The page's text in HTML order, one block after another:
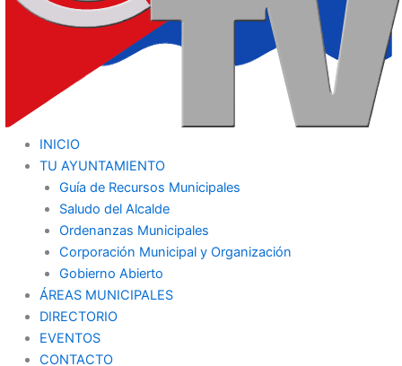
INICIO
TU AYUNTAMIENTO
Guía de Recursos Municipales
Saludo del Alcalde
Ordenanzas Municipales
Corporación Municipal y Organización
Gobierno Abierto
ÁREAS MUNICIPALES
DIRECTORIO
EVENTOS
CONTACTO